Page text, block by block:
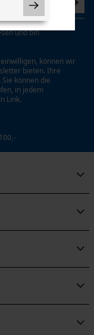
und bin
können wir
bieten. Ihre
können die
in jedem
Link.